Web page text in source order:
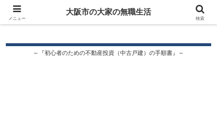
大阪市の大家の無職生活
～『初心者のための不動産投資（中古戸建）の手順書』～
メニュー
大阪市の大家の無職生活
検索